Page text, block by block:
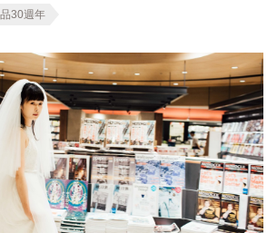
30週年